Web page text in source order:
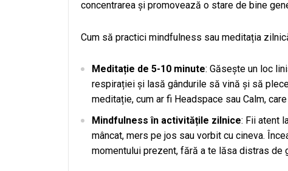
concentrarea și promovează o stare de bine
Cum să practici mindfulness sau meditația
Meditație de 5-10 minute: Găsește un loc
respirației și lasă gândurile să vină și să
meditație, cum ar fi Headspace sau Calm,
Mindfulness în activitățile zilnice: Fii atent
mâncat, mers pe jos sau vorbit cu cineva.
momentului prezent, fără a te lăsa distras de